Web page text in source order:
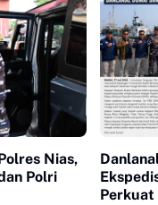
Nias,
Polri
Perkuat